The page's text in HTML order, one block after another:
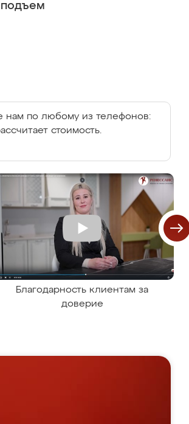
подъем
нам по любому из телефонов:
стоимость.
Благодарность клиентам за
доверие